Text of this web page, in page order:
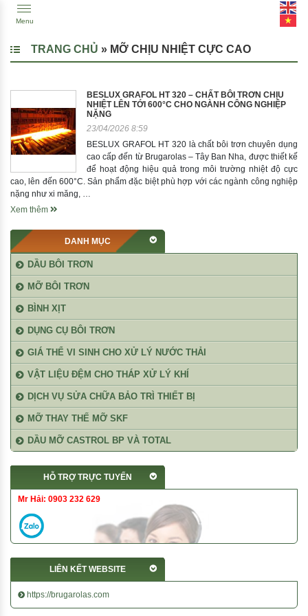
Menu
TRANG CHỦ » MỠ CHỊU NHIỆT CỰC CAO
BESLUX GRAFOL HT 320 – CHẤT BÔI TRƠN CHỊU
NHIỆT LÊN TỚI 600°C CHO NGÀNH CÔNG NGHIỆP
NẶNG
23/04/2026 8:59
BESLUX GRAFOL HT 320 là chất bôi trơn chuyên dụng
cao cấp đến từ Brugarolas – Tây Ban Nha, được thiết kế
để hoạt động hiệu quả trong môi trường nhiệt độ cực
cao, lên đến 600°C. Sản phẩm đặc biệt phù hợp với các ngành công nghiệp
nặng như xi măng, …
Xem thêm
DANH MỤC
DẦU BÔI TRƠN
MỠ BÔI TRƠN
BÌNH XỊT
DỤNG CỤ BÔI TRƠN
GIÁ THỂ VI SINH CHO XỬ LÝ NƯỚC THẢI
VẬT LIỆU ĐỆM CHO THÁP XỬ LÝ KHÍ
DỊCH VỤ SỬA CHỮA BẢO TRÌ THIẾT BỊ
MỠ THAY THẾ MỠ SKF
DẦU MỠ CASTROL BP VÀ TOTAL
HỖ TRỢ TRỰC TUYẾN
Mr Hải: 0903 232 629
LIÊN KẾT WEBSITE
https://brugarolas.com